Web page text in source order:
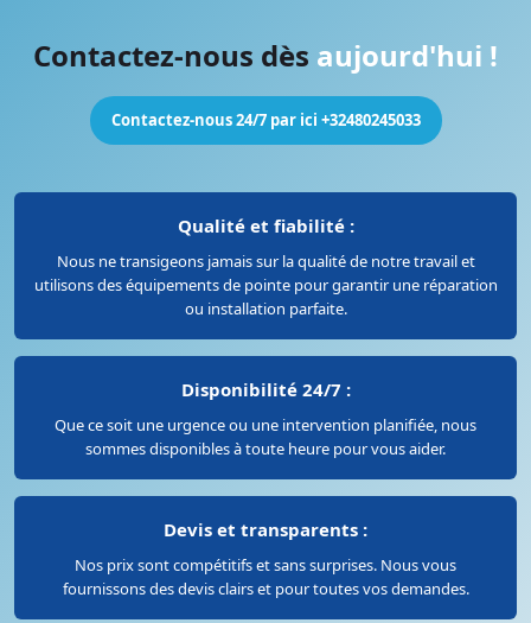
Contactez-nous dès aujourd'hui !
Contactez-nous 24/7 par ici +32480245033
Qualité et fiabilité :
Nous ne transigeons jamais sur la qualité de notre travail et
utilisons des équipements de pointe pour garantir une réparation
ou installation parfaite.
Disponibilité 24/7 :
Que ce soit une urgence ou une intervention planifiée, nous
sommes disponibles à toute heure pour vous aider.
Devis et transparents :
Nos prix sont compétitifs et sans surprises. Nous vous
fournissons des devis clairs et pour toutes vos demandes.